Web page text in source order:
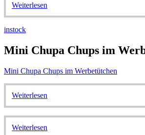
Weiterlesen
instock
Mini Chupa Chups im
Mini Chupa Chups im Werbetütchen
Weiterlesen
Weiterlesen